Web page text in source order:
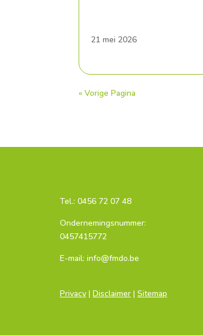
21 mei 2026
« Vorige Pagina
Tel.: 0456 72 07 48
Ondernemingsnummer:
0457415772
E-mail: info@fmdo.be
Privacy | Disclaimer | Sitemap